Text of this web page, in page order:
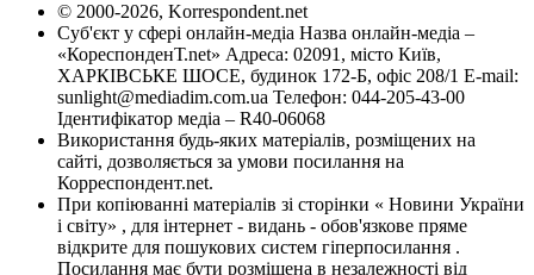
© 2000-2026, Korrespondent.net
Суб'єкт у сфері онлайн-медіа Назва онлайн-медіа –
«КореспонденТ.net» Адреса: 02091, місто Київ,
ХАРКІВСЬКЕ ШОСЕ, будинок 172-Б, офіс 208/1 E-mail:
sunlight@mediadim.com.ua Телефон: 044-205-43-00
Ідентифікатор медіа – R40-06068
Використання будь-яких матеріалів, розміщених на
сайті, дозволяється за умови посилання на
Корреспондент.net.
При копіюванні матеріалів зі сторінки « Новини України
і світу» , для інтернет - видань - обов'язкове пряме
відкрите для пошукових систем гіперпосилання .
Посилання має бути розміщена в незалежності від